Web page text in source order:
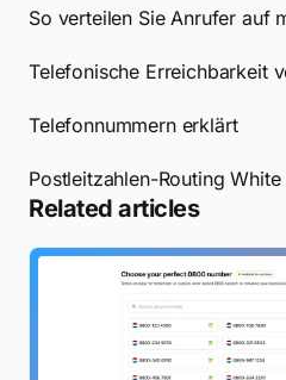
So verteilen Sie Anrufer auf
Telefonische Erreichbarkeit
Telefonnummern erklärt
Postleitzahlen-Routing White
Related articles